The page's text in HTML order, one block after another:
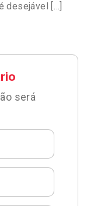
desejável […]
será